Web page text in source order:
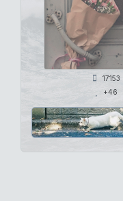
17153
+46